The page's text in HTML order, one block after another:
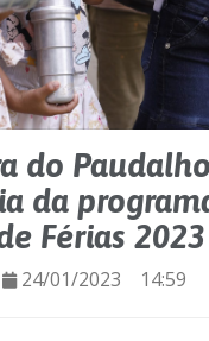
do
da
Férias 2023
24/01/2023 14:59